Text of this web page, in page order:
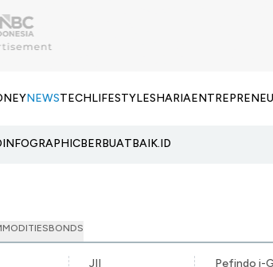
NEWSTECHLIFESTYLESHARIA
INFOGRAPHICBERBUATBAIK.ID
BONDS
JII
Pefindo i-